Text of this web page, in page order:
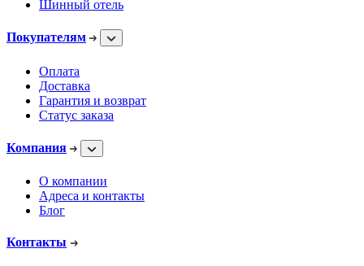
Шинный отель
Покупателям
Оплата
Доставка
Гарантия и возврат
Статус заказа
Компания
О компании
Адреса и контакты
Блог
Контакты